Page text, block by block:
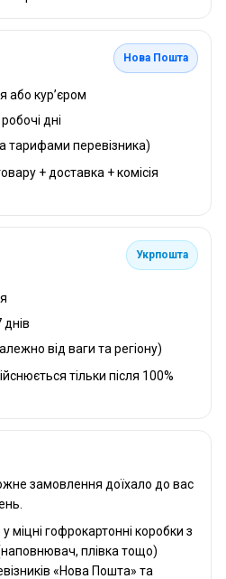
Нова Пошта
або кур’єром
дні
тарифами перевізника)
+ доставка + комісія
Укрпошта
від ваги та регіону)
тільки після 100%
замовлення доїхало до вас
міцні гофрокартонні коробки з
плівка тощо)
«Нова Пошта» та